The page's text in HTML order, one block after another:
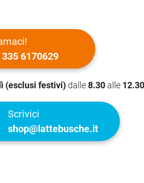
6170629
(esclusi festivi) dalle8.30 alle 12.30
Scrivici
shop@lattebusche.it